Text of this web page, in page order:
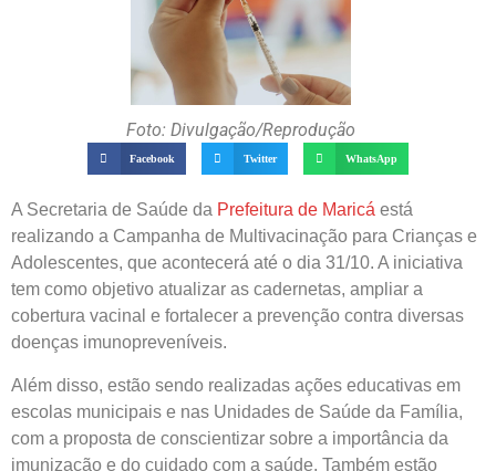
Foto: Divulgação/Reprodução
Facebook Twitter WhatsApp
A Secretaria de Saúde da Prefeitura de Maricá está
realizando a Campanha de Multivacinação para Crianças e
Adolescentes, que acontecerá até o dia 31/10. A iniciativa
tem como objetivo atualizar as cadernetas, ampliar a
cobertura vacinal e fortalecer a prevenção contra diversas
doenças imunopreveníveis.
Além disso, estão sendo realizadas ações educativas em
escolas municipais e nas Unidades de Saúde da Família,
com a proposta de conscientizar sobre a importância da
imunização e do cuidado com a saúde. Também estão